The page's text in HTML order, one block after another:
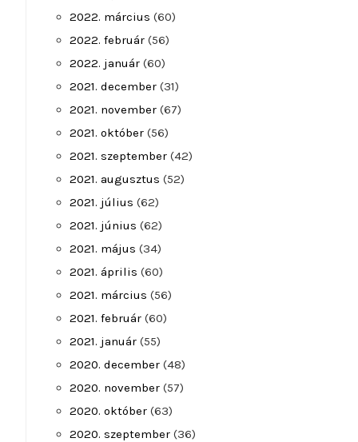
2022. március (60)
2022. február (56)
2022. január (60)
2021. december (31)
2021. november (67)
2021. október (56)
2021. szeptember (42)
2021. augusztus (52)
2021. július (62)
2021. június (62)
2021. május (34)
2021. április (60)
2021. március (56)
2021. február (60)
2021. január (55)
2020. december (48)
2020. november (57)
2020. október (63)
2020. szeptember (36)